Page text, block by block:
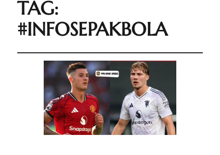
TAG:
#INFOSEPAKBOLA